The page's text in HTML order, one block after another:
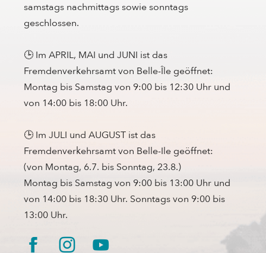
samstags nachmittags sowie sonntags
geschlossen.
🕒 Im APRIL, MAI und JUNI ist das
Fremdenverkehrsamt von Belle-Île geöffnet:
Montag bis Samstag von 9:00 bis 12:30 Uhr und
von 14:00 bis 18:00 Uhr.
🕒 Im JULI und AUGUST ist das
Fremdenverkehrsamt von Belle-Ile geöffnet:
(von Montag, 6.7. bis Sonntag, 23.8.)
Montag bis Samstag von 9:00 bis 13:00 Uhr und
von 14:00 bis 18:30 Uhr. Sonntags von 9:00 bis
13:00 Uhr.